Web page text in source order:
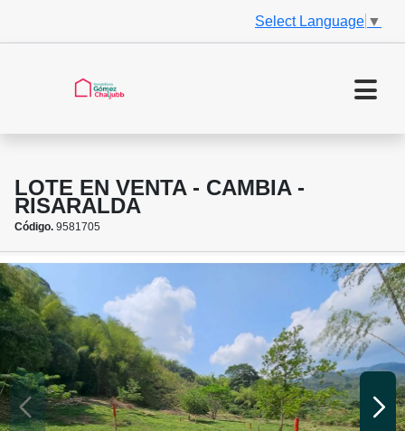
Select Language ▼
LOTE EN VENTA - CAMBIA -
RISARALDA
Código. 9581705